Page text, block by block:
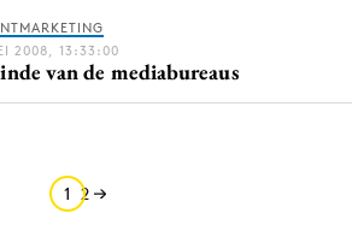
2008, 13:33:00
van de mediabureaus
1 2